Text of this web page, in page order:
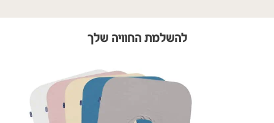
להשלמת החוויה שלך